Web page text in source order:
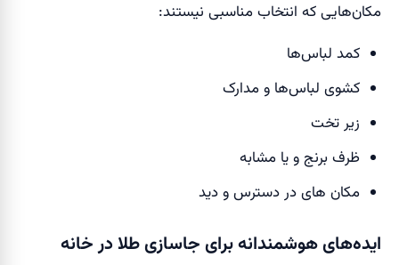
مکان‌هایی که انتخاب مناسبی نیستند:
کمد لباس‌ها
کشوی لباس‌ها و مدارک
زیر تخت
ظرف برنج و یا مشابه
مکان های در دسترس و دید
ایده‌های هوشمندانه برای جاسازی طلا در خانه